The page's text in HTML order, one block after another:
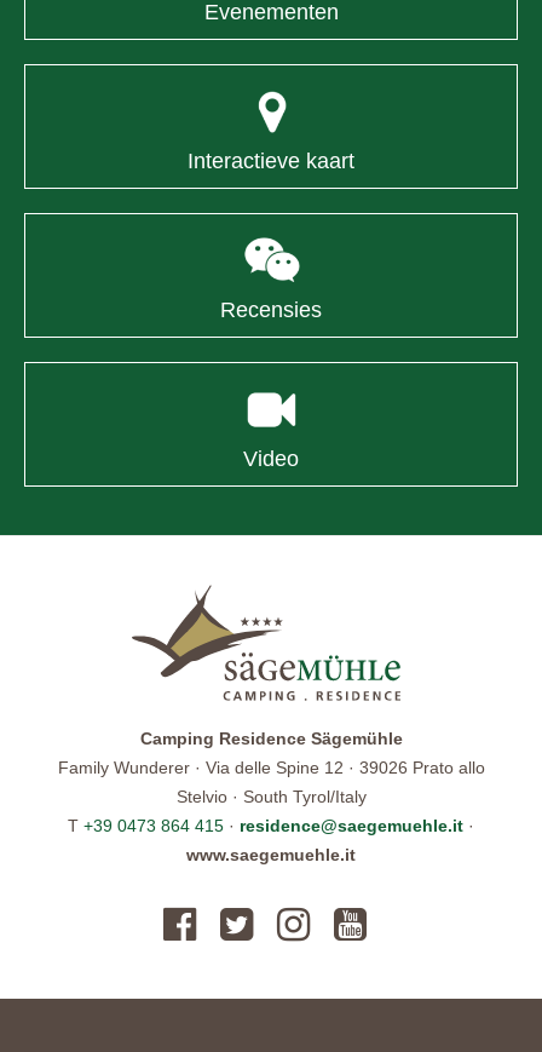
Evenementen
Interactieve kaart
Recensies
Video
Camping Residence Sägemühle
Family Wunderer · Via delle Spine 12 · 39026 Prato allo
Stelvio · South Tyrol/Italy
T +39 0473 864 415 · residence@saegemuehle.it ·
www.saegemuehle.it